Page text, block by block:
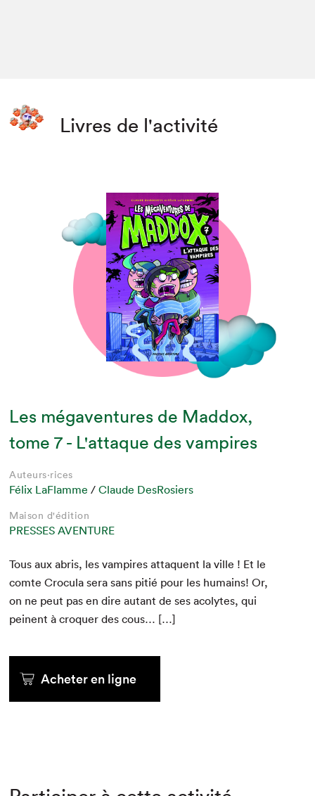
Livres de l'activité
Les mégaventures de Maddox,
tome 7 - L'attaque des vampires
Auteurs·rices
Félix LaFlamme /Claude DesRosiers
Maison d'édition
PRESSES AVENTURE
Tous aux abris, les vam­pires attaque­nt la ville ! Et le
comte Croc­u­la sera sans pitié pour les humains! Or,
on ne peut pas en dire autant de ses acolytes, qui
peinent à cro­quer des cous… […]
Acheter en ligne